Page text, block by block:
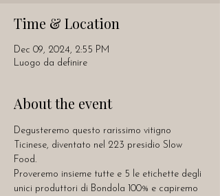
Time & Location
Dec 09, 2024, 2:55 PM
Luogo da definire
About the event
Degusteremo questo rarissimo vitigno
Ticinese, diventato nel 223 presidio Slow
Food.
Proveremo insieme tutte e 5 le etichette degli
unici produttori di Bondola 100% e capiremo